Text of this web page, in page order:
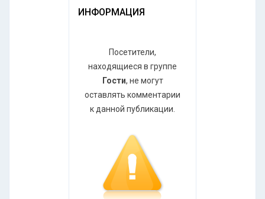
ИНФОРМАЦИЯ
Посетители,
находящиеся в группе
Гости, не могут
оставлять комментарии
к данной публикации.